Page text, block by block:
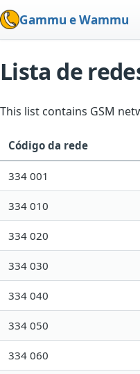
Gammu e Wammu
Lista de
This list contains GSM
Código da rede
334 001
334 010
334 020
334 030
334 040
334 050
334 060